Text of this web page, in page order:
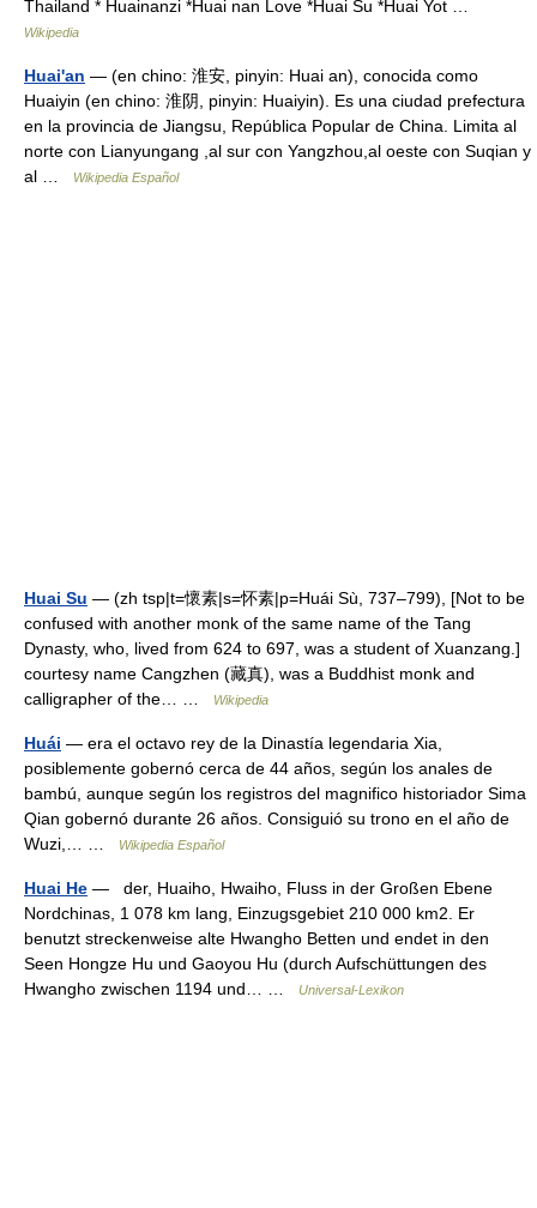
Thailand * Huainanzi *Huai nan Love *Huai Su *Huai Yot …
Wikipedia
Huai'an — (en chino: 淮安, pinyin: Huai an), conocida como
Huaiyin (en chino: 淮阴, pinyin: Huaiyin). Es una ciudad prefectura
en la provincia de Jiangsu, República Popular de China. Limita al
norte con Lianyungang ,al sur con Yangzhou,al oeste con Suqian y
al …
Wikipedia Español
Huai Su — (zh tsp|t=懷素|s=怀素|p=Huái Sù, 737–799), [Not to be
confused with another monk of the same name of the Tang
Dynasty, who, lived from 624 to 697, was a student of Xuanzang.]
courtesy name Cangzhen (藏真), was a Buddhist monk and
calligrapher of the… …
Wikipedia
Huái — era el octavo rey de la Dinastía legendaria Xia,
posiblemente gobernó cerca de 44 años, según los anales de
bambú, aunque según los registros del magnifico historiador Sima
Qian gobernó durante 26 años. Consiguió su trono en el año de
Wuzi,… …
Wikipedia Español
Huai He — der, Huaiho, Hwaiho, Fluss in der Großen Ebene
Nordchinas, 1 078 km lang, Einzugsgebiet 210 000 km2. Er
benutzt streckenweise alte Hwangho Betten und endet in den
Seen Hongze Hu und Gaoyou Hu (durch Aufschüttungen des
Hwangho zwischen 1194 und… …
Universal-Lexikon